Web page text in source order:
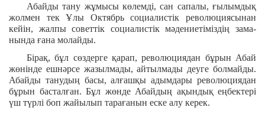
Абайды тану жұмысы көлемді, сан сапалы, ғылымдық
жолмен тек Ұлы Октябрь социалистік революциясынан
кейін, жалпы советтік социалистік мәдениетіміздің зама-
нында ғана молайды.
Бірақ, бұл сөздерге қарап, революциядан бұрын Абай
жөнінде ешнәрсе жазылмады, айтылмады деуге болмайды.
Абайды танудың басы, алғашқы адымдары революциядан
бұрын басталған. Бұл жөнде Абайдың ақындық еңбектері
үш түрлі боп жайылып тарағанын еске алу керек.